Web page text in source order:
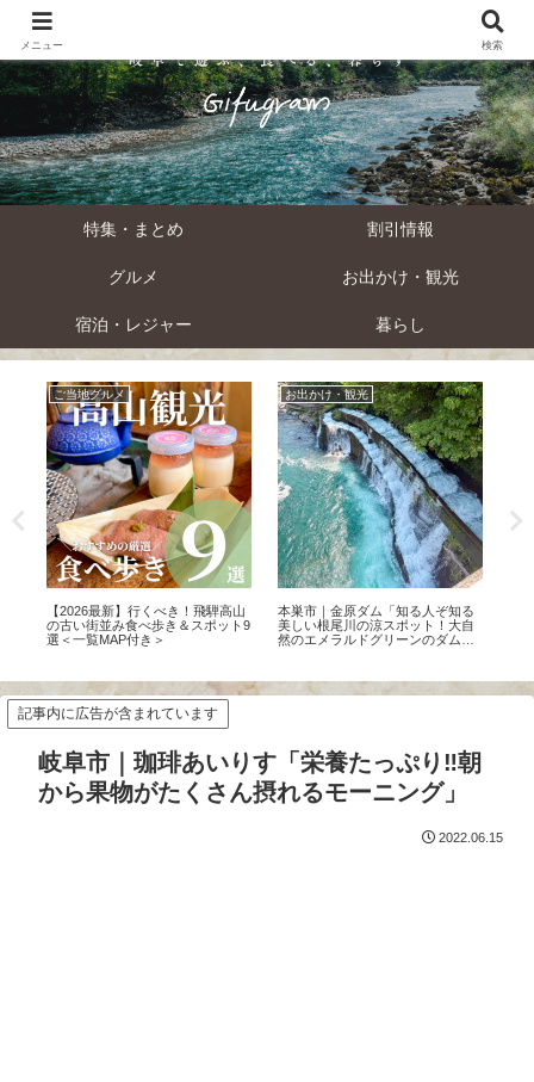
特集・まとめ 割引情報
グルメ お出かけ・観光
宿泊・レジャー 暮らし
ご当地グルメ
【2026最新】行くべき！飛騨高山
の古い街並み食べ歩き＆スポット9
選＜一覧MAP付き＞
お出かけ・観光
本巣市｜金原ダム「知る人ぞ知る
美しい根尾川の涼スポット！大自
然のエメラルドグリーンのダムを
記事内に広告が含まれています
岐阜市｜珈琲あいりす「栄養たっぷり‼️朝
から果物がたくさん摂れるモーニング」
2022.06.15
メニュー 検索